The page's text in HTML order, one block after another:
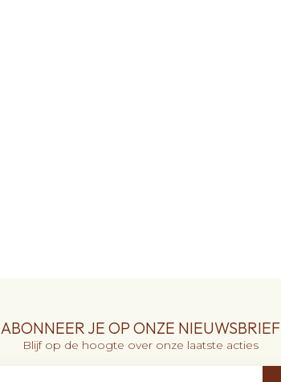
ABONNEER JE OP ONZE NIEUWSBRIEF
Blijf op de hoogte over onze laatste acties